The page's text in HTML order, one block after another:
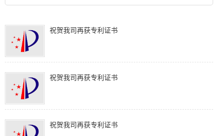
祝贺我司再获专利证书
祝贺我司再获专利证书
祝贺我司再获专利证书